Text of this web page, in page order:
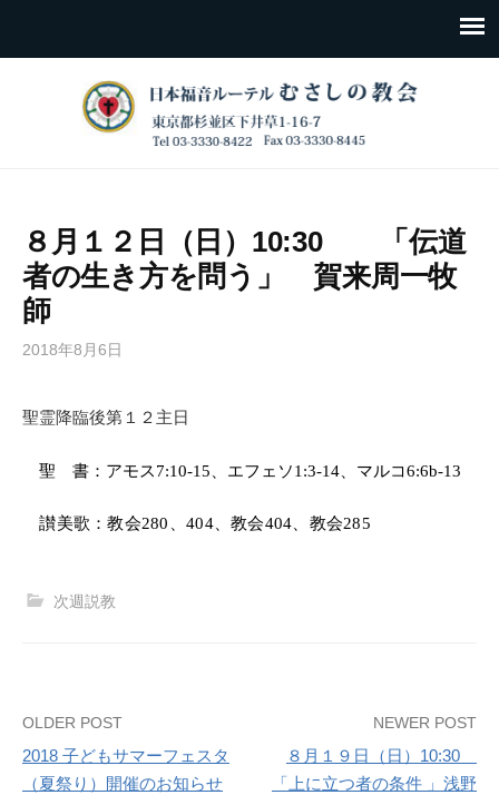
８月１２日（日）10:30 「伝道
者の生き方を問う」 賀来周一牧
師
2018年8月6日
聖霊降臨後第１２主日
聖 書：アモス7:10-15 、エフェソ1:3-14 、マルコ6:6b-13
讃美歌：教会280 、 404、教会404、教会285
次週説教
Post
navigation
OLDER POST
2018 子どもサマーフェスタ
（夏祭り）開催のお知らせ
NEWER POST
８月１９日（日）10:30
「上に立つ者の条件 」浅野